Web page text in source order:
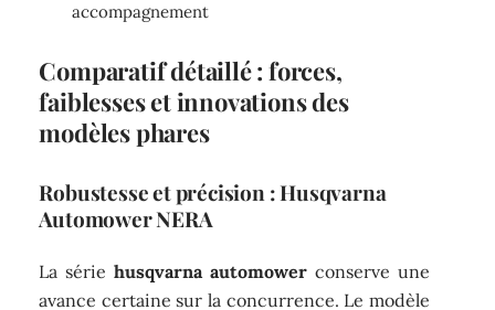
accompagnement
Comparatif détaillé : forces,
faiblesses et innovations des
modèles phares
Robustesse et précision : Husqvarna
Automower NERA
La sériehusqvarna automowerconserve une
avance certaine sur la concurrence. Le modèle